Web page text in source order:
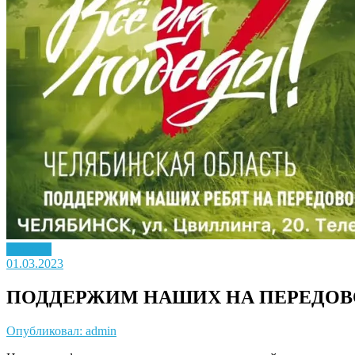
01.03.2023
ПОДДЕРЖИМ НАШИХ НА
Опубликовал: admin